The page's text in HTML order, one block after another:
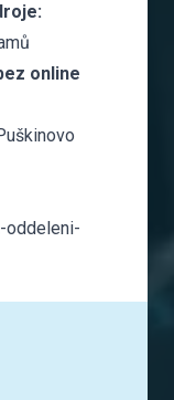
online
oddeleni-